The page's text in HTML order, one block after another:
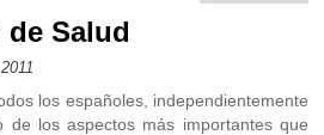
Salud
los españoles, independientemente
los aspectos más importantes que